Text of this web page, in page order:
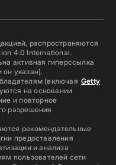
распространяются
4.0 International.
активная гиперссылка
он указан).
(включая Getty
на основании
и повторное
разрешения
рекомендательные
предоставления
и анализа
пользователей сети